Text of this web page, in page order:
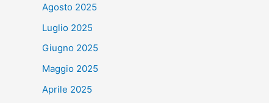
Agosto 2025
Luglio 2025
Giugno 2025
Maggio 2025
Aprile 2025